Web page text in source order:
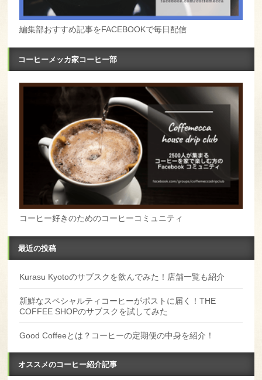
編集部おすすめ記事をFACEBOOKで毎日配信
コーヒーメッカ家コーヒー部
コーヒー好きのためのコーヒーコミュニティ
最近の投稿
Kurasu Kyotoのサブスクを飲んでみた！店舗一覧も紹介
新鮮なスペシャルティコーヒーがポストに届く！THE
COFFEE SHOPのサブスクを試してみた
Good Coffeeとは？コーヒーの定期便の中身を紹介！
オススメのコーヒー紹介記事